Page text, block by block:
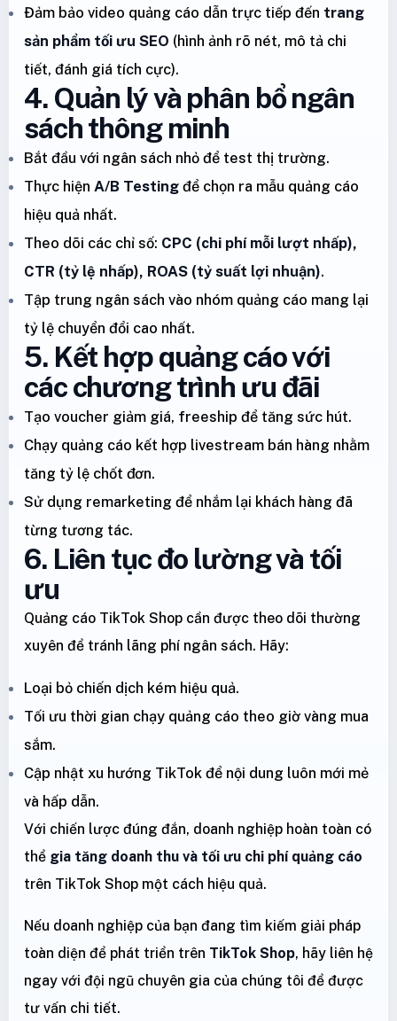
Đảm bảo video quảng cáo dẫn trực tiếp đến trang
sản phẩm tối ưu SEO (hình ảnh rõ nét, mô tả chi
tiết, đánh giá tích cực).
4. Quản lý và phân bổ ngân
sách thông minh
Bắt đầu với ngân sách nhỏ để test thị trường.
Thực hiện A/B Testing để chọn ra mẫu quảng cáo
hiệu quả nhất.
Theo dõi các chỉ số: CPC (chi phí mỗi lượt nhấp),
CTR (tỷ lệ nhấp), ROAS (tỷ suất lợi nhuận).
Tập trung ngân sách vào nhóm quảng cáo mang lại
tỷ lệ chuyển đổi cao nhất.
5. Kết hợp quảng cáo với
các chương trình ưu đãi
Tạo voucher giảm giá, freeship để tăng sức hút.
Chạy quảng cáo kết hợp livestream bán hàng nhằm
tăng tỷ lệ chốt đơn.
Sử dụng remarketing để nhắm lại khách hàng đã
từng tương tác.
6. Liên tục đo lường và tối
ưu
Quảng cáo TikTok Shop cần được theo dõi thường
xuyên để tránh lãng phí ngân sách. Hãy:
Loại bỏ chiến dịch kém hiệu quả.
Tối ưu thời gian chạy quảng cáo theo giờ vàng mua
sắm.
Cập nhật xu hướng TikTok để nội dung luôn mới mẻ
và hấp dẫn.
Với chiến lược đúng đắn, doanh nghiệp hoàn toàn có
thể gia tăng doanh thu và tối ưu chi phí quảng cáo
trên TikTok Shop một cách hiệu quả.
Nếu doanh nghiệp của bạn đang tìm kiếm giải pháp
toàn diện để phát triển trên TikTok Shop, hãy liên hệ
ngay với đội ngũ chuyên gia của chúng tôi để được
tư vấn chi tiết.